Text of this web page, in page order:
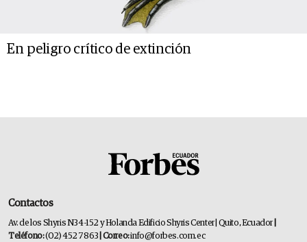
En peligro crítico de extinción
Contactos
Av. de los Shyris N34-152 y Holanda Edificio Shyris Center | Quito, Ecuador
Teléfono:(02) 452 7863 | Correo:info@forbes.com.ec